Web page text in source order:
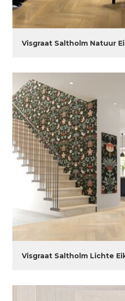
Visgraat Saltholm Natuur
Visgraat Saltholm Lichte